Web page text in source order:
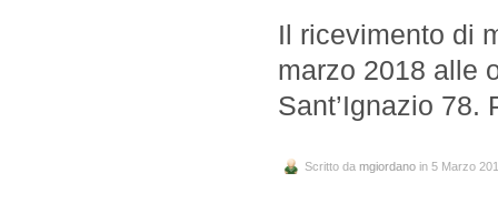
Il ricevimento di
marzo 2018 alle
Sant’Ignazio
Scritto da mgiordano in 5 Marzo